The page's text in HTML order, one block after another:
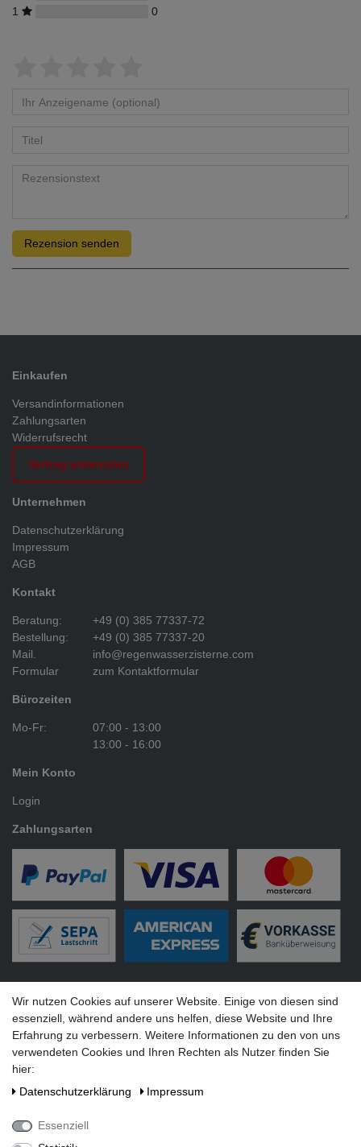
1
0
Rezension senden
Einkaufen
Versandinformationen
Zahlungsarten
Widerrufsrecht
Vertrag widerrufen
Unternehmen
Datenschutzerklärung
Impressum
AGB
Kontakt
Beratung:
+49 (0) 385 77337-72
Bestellung:
+49 (0) 385 77337-20
Mail.
info@regenwasserzisterne.com
Formular
zum Kontaktformular
Bürozeiten
Mo-Fr:
07:00 - 13:00
13:00 - 16:00
Mein Konto
Login
Zahlungsarten
Social Media
Wir nutzen Cookies auf unserer Website. Einige von diesen sind
essenziell, während andere uns helfen, diese Website und Ihre
Erfahrung zu verbessern. Weitere Informationen zu den von uns
verwendeten Cookies und Ihren Rechten als Nutzer finden Sie
hier:
Daten­schutz­erklärung
Impressum
Essenziell